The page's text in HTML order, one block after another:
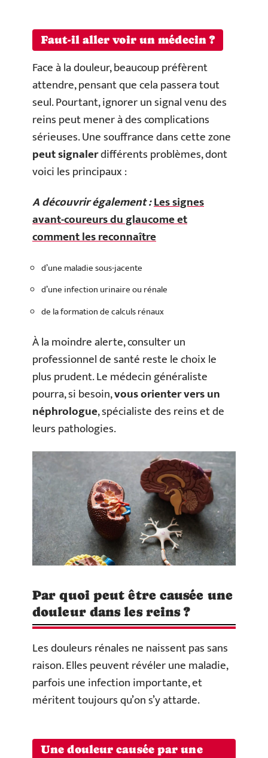
Faut-il aller voir un médecin ?
Face à la douleur, beaucoup préfèrent
attendre, pensant que cela passera tout
seul. Pourtant, ignorer un signal venu des
reins peut mener à des complications
sérieuses. Une souffrance dans cette zone
peut signalerdifférents problèmes, dont
voici les principaux :
A découvrir également :Les signes
avant-coureurs du glaucome et
comment les reconnaître
d’une maladie sous-jacente
d’une infection urinaire ou rénale
de la formation de calculs rénaux
À la moindre alerte, consulter un
professionnel de santé reste le choix le
plus prudent. Le médecin généraliste
pourra, si besoin,vous orienter vers un
néphrologue, spécialiste des reins et de
leurs pathologies.
Par quoi peut être causée une
douleur dans les reins ?
Les douleurs rénales ne naissent pas sans
raison. Elles peuvent révéler une maladie,
parfois une infection importante, et
méritent toujours qu’on s’y attarde.
Une douleur causée par une